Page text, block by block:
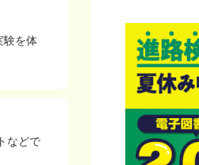
験を体
などで